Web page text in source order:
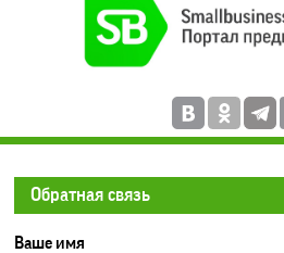
Обратная связь
Ваше имя